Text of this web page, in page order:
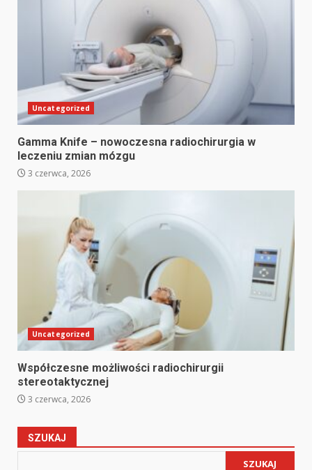
Uncategorized
Gamma Knife – nowoczesna radiochirurgia w
leczeniu zmian mózgu
3 czerwca, 2026
Uncategorized
Współczesne możliwości radiochirurgii
stereotaktycznej
3 czerwca, 2026
SZUKAJ
SZUKAJ